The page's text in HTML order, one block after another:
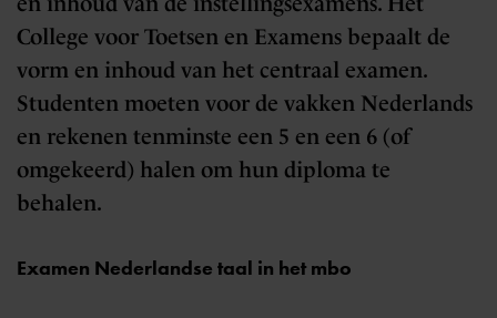
College voor Toetsen en Examens bepaalt de
vorm en inhoud van het centraal examen.
Studenten moeten voor de vakken Nederlands
en rekenen tenminste een 5 en een 6 (of
omgekeerd) halen om hun diploma te
behalen.
Examen Nederlandse taal in het mbo